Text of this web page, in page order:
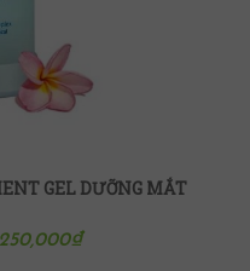
GEL DƯỠNG MẮT
₫